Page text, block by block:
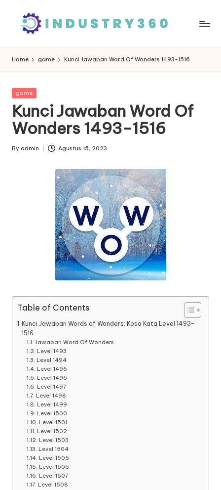
Home game Kunci Jawaban Word Of Wonders 1493-1516
Posted
game
Kunci Jawaban Word Of
Wonders 1493-1516
Posted
By admin Agustus 15, 2023
Table of Contents
Kunci Jawaban Words of Wonders: Kosa Kata Level 1493-
1516
Jawaban Word Of Wonders
Level 1493
Level 1494
Level 1495
Level 1496
Level 1497
Level 1498
Level 1499
Level 1500
Level 1501
Level 1502
Level 1503
Level 1504
Level 1505
Level 1506
Level 1507
Level 1508